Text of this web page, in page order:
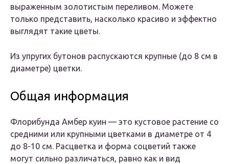
выраженным золотистым переливом. Можете
только представить, насколько красиво и эффектно
выглядят такие цветы.
Из упругих бутонов распускаются крупные (до 8 см в
диаметре) цветки.
Общая информация
Флорибунда Амбер куин — это кустовое растение со
средними или крупными цветками в диаметре от 4
до 8-10 см. Расцветка и форма соцветий также
могут сильно различаться, равно как и вид